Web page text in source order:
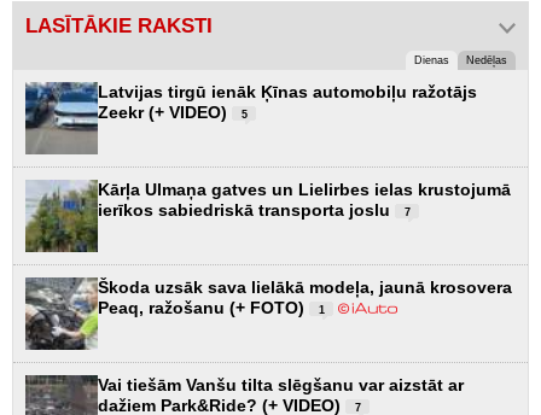
LASĪTĀKIE RAKSTI
Dienas Nedēļas
Latvijas tirgū ienāk Ķīnas automobiļu ražotājs
Zeekr (+ VIDEO)
5
Kārļa Ulmaņa gatves un Lielirbes ielas krustojumā
ierīkos sabiedriskā transporta joslu
7
Škoda uzsāk sava lielākā modeļa, jaunā krosovera
Peaq, ražošanu (+ FOTO)
1
Vai tiešām Vanšu tilta slēgšanu var aizstāt ar
dažiem Park&Ride? (+ VIDEO)
7